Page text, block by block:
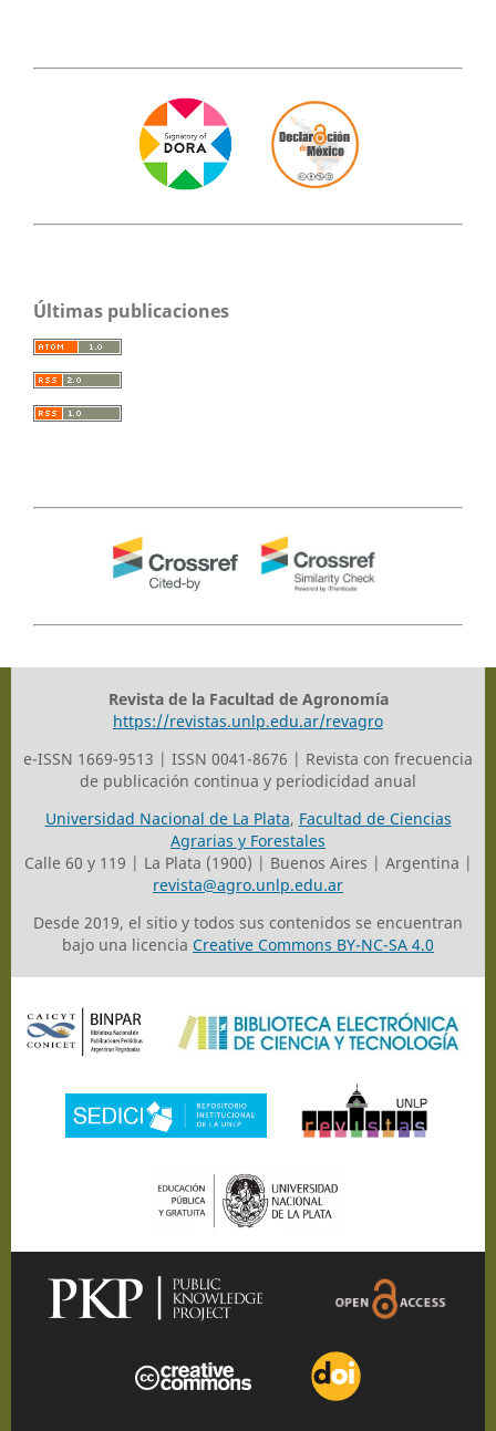
Últimas publicaciones
Revista de la Facultad de Agronomía
https://revistas.unlp.edu.ar/revagro
e-ISSN 1669-9513 | ISSN 0041-8676 | Revista con frecuencia
de publicación continua y periodicidad anual
Universidad Nacional de La Plata, Facultad de Ciencias
Agrarias y Forestales
Calle 60 y 119 | La Plata (1900) | Buenos Aires | Argentina |
revista@agro.unlp.edu.ar
Desde 2019, el sitio y todos sus contenidos se encuentran
bajo una licencia Creative Commons BY-NC-SA 4.0